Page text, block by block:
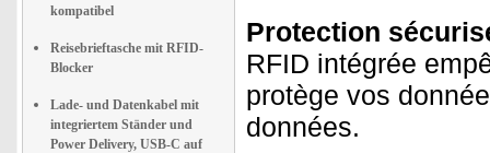
kompatibel
Reisebrieftasche mit RFID-
Blocker
Lade- und Datenkabel mit
integriertem Ständer und
Power Delivery, USB-C auf
Protection
RFID intégrée
protège vos
données.